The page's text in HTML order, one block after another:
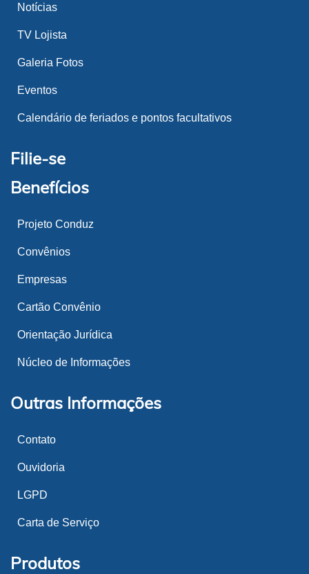
Notícias
TV Lojista
Galeria Fotos
Eventos
Calendário de feriados e pontos facultativos
Filie-se
Benefícios
Projeto Conduz
Convênios
Empresas
Cartão Convênio
Orientação Jurídica
Núcleo de Informações
Outras Informações
Contato
Ouvidoria
LGPD
Carta de Serviço
Produtos